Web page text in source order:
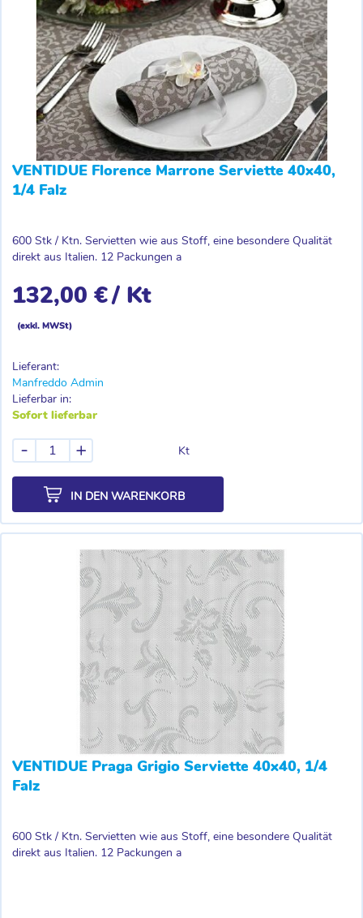
VENTIDUE Florence Marrone Serviette 40x40,
1/4 Falz
600 Stk / Ktn. Servietten wie aus Stoff, eine besondere Qualität
direkt aus Italien. 12 Packungen a
132,00 €/ Kt
(exkl. MWSt)
Lieferant:
Manfreddo Admin
Lieferbar in:
Sofort lieferbar
Kt
- +
IN DEN WARENKORB
VENTIDUE Praga Grigio Serviette 40x40, 1/4
Falz
600 Stk / Ktn. Servietten wie aus Stoff, eine besondere Qualität
direkt aus Italien. 12 Packungen a